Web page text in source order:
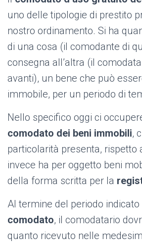
uno delle tipologie di prestito
nostro ordinamento. Si ha
di una cosa (il comodante di
consegna all’altra (il
avanti), un bene che può
immobile, per un periodo di
Nello specifico oggi ci
comodato dei beni immobili,
particolarità presenta, rispetto
invece ha per oggetto beni
della forma scritta per la
Al termine del periodo indicato
comodato, il comodatario
quanto ricevuto nelle